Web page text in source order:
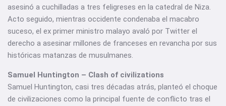
asesinó a cuchilladas a tres feligreses en la catedral de Niza.
Acto seguido, mientras occidente condenaba el macabro
suceso, el ex primer ministro malayo avaló por Twitter el
derecho a asesinar millones de franceses en revancha por sus
históricas matanzas de musulmanes.
Samuel Huntington – Clash of civilizations
Samuel Huntington, casi tres décadas atrás, planteó el choque
de civilizaciones como la principal fuente de conflicto tras el